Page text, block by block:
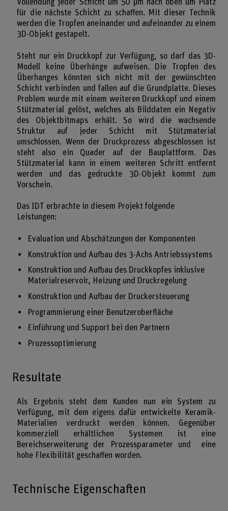
Vollendung jeder Schicht um 50 µm nach oben um Platz
für die nächste Schicht zu schaffen. Mit dieser Technik
werden die Tropfen aneinander und aufeinander zu einem
3D-Objekt gestapelt.
Steht nur ein Druckkopf zur Verfügung, so darf das 3D-
Modell keine Überhänge aufweisen. Die Tropfen des
Überhanges könnten sich nicht mit der gewünschten
Schicht verbinden und fallen auf die Grundplatte. Dieses
Problem wurde mit einem weiteren Druckkopf und einem
Stützmaterial gelöst, welches als Bilddaten ein Negativ
des Objektbitmaps erhält. So wird die wachsende
Struktur auf jeder Schicht mit Stützmaterial
umschlossen. Wenn der Druckprozess abgeschlossen ist
steht also ein Quader auf der Bauplattform. Das
Stützmaterial kann in einem weiteren Schritt entfernt
werden und das gedruckte 3D-Objekt kommt zum
Vorschein.
Das IDT erbrachte in diesem Projekt folgende
Leistungen:
Evaluation und Abschätzungen der Komponenten
Konstruktion und Aufbau des 3-Achs Antriebssystems
Konstruktion und Aufbau des Druckkopfes inklusive
Materialreservoir, Heizung und Druckregelung
Konstruktion und Aufbau der Druckersteuerung
Programmierung einer Benutzeroberfläche
Einführung und Support bei den Partnern
Prozessoptimierung
Resultate
Als Ergebnis steht dem Kunden nun ein System zu
Verfügung, mit dem eigens dafür entwickelte Keramik-
Materialien verdruckt werden können. Gegenüber
kommerziell erhältlichen Systemen ist eine
Bereichserweiterung der Prozessparameter und eine
hohe Flexibilität geschaffen worden.
Technische Eigenschaften